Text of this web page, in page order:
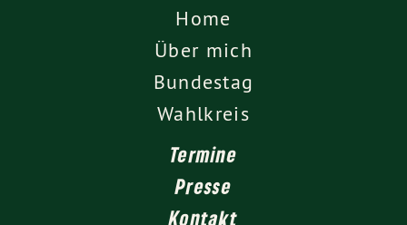
Home
Über mich
Bundestag
Wahlkreis
Termine
Presse
Kontakt